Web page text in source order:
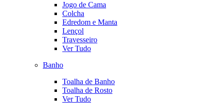
Jogo de Cama
Colcha
Edredom e Manta
Lençol
Travesseiro
Ver Tudo
Banho
Toalha de Banho
Toalha de Rosto
Ver Tudo